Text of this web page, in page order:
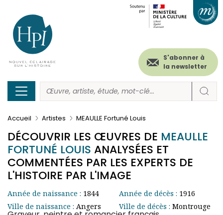
contenu
principal
Menu
secondaire
(header)
S'abonner à
la newsletter
Accueil Artistes MEAULLE Fortuné Louis
DÉCOUVRIR LES ŒUVRES DE MEAULLE
FORTUNÉ LOUIS ANALYSÉES ET
COMMENTÉES PAR LES EXPERTS DE
L'HISTOIRE PAR L'IMAGE
Année de naissance : 1844
Ville de naissance : Angers
Année de décès : 1916
Ville de décès : Montrouge